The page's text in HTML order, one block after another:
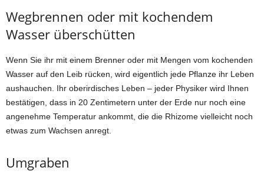
Wegbrennen oder mit kochendem
Wasser überschütten
Wenn Sie ihr mit einem Brenner oder mit Mengen vom kochenden
Wasser auf den Leib rücken, wird eigentlich jede Pflanze ihr Leben
aushauchen. Ihr oberirdisches Leben – jeder Physiker wird Ihnen
bestätigen, dass in 20 Zentimetern unter der Erde nur noch eine
angenehme Temperatur ankommt, die die Rhizome vielleicht noch
etwas zum Wachsen anregt.
Umgraben